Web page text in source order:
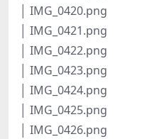
│ IMG_0420.png
│ IMG_0421.png
│ IMG_0422.png
│ IMG_0423.png
│ IMG_0424.png
│ IMG_0425.png
│ IMG_0426.png